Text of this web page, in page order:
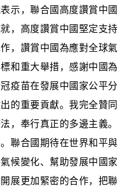
示，聯合國高度讚賞中國
，高度讚賞中國堅定支持
，讚賞中國為應對全球氣
和重大舉措，感謝中國為
疫苗在發展中國家公平分
的重要貢獻。我完全贊同
，奉行真正的多邊主義。
聯合國期待在世界和平與
候變化、幫助發展中國家
展更加緊密的合作，把聯